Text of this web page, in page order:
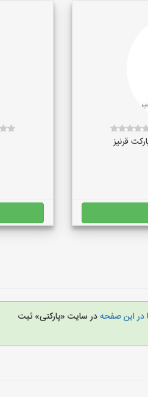
قرنیز
در این صفحهدر سایت «پارکتی» ثبت